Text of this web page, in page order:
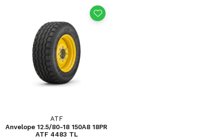
ATF
Anvelope 12.5/80-18 150A8 18PR
ATF 4483 TL